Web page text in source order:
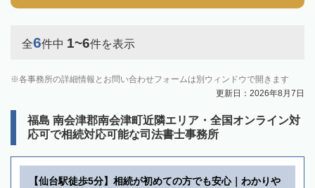
全6件中 1~6件を表示
各事務所の詳細情報とお問い合わせフォームは別ウィンドウで開きます
更新日：2026年8月7日
福島 南会津郡南会津町近隣エリア・全国オンライン対
応可で相続対応可能な司法書士事務所
【仙台駅徒歩5分】相続が初めての方でも安心｜わかりや